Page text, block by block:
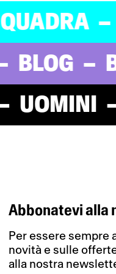
Abbonatevi alla
Per essere sempre
novità e sulle
alla nostra